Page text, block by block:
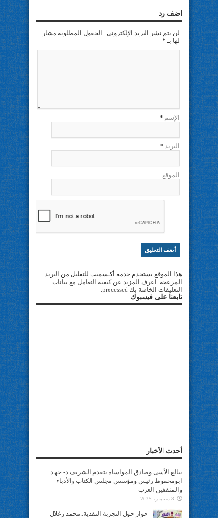
اضف رد
لن يتم نشر البريد الإلكتروني . الحقول المطلوبة مشار
لها بـ *
الإسم *
البريد *
الموقع
هذا الموقع يستخدم خدمة أكيسميت للتقليل من البريد
المزعجة. اعرف المزيد عن كيفية التعامل مع بيانات
التعليقات الخاصة بك processed
.
تابعنا على فيسبوك
أحدث الأخبار
ببالغ الأسى وصادق المواساة يتقدم الشريف د- جهاد
ابومحفوظ رئيس ومؤسس مجلس الكتاب والأدباء
والمثقفين العرب
8 سبتمبر، 2025
حوار حول التجربة النقدية..محمد زغلال